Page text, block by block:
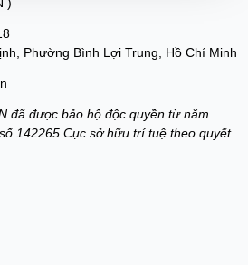
Phường Bình Lợi Trung, Hồ Chí Minh
đã được bảo hộ độc quyền từ năm
142265 Cục sở hữu trí tuệ theo quyết